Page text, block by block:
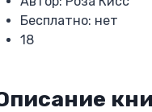
Бесплатно: нет
18